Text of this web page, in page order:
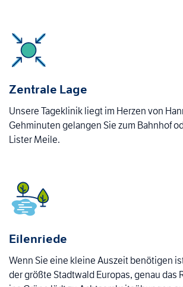
Zentrale Lage
Unsere Tageklinik liegt im Herzen von
Gehminuten gelangen Sie zum Bahnhof
Lister Meile.
Eilenriede
Wenn Sie eine kleine Auszeit benötigen
der größte Stadtwald Europas, genau das